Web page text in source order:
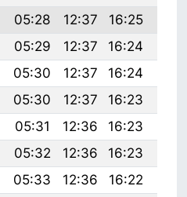
05:28 12:37 16:25
05:29 12:37 16:24
05:30 12:37 16:24
05:30 12:37 16:23
05:31 12:36 16:23
05:32 12:36 16:23
05:33 12:36 16:22